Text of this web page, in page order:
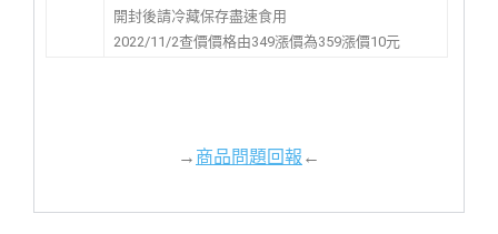
開封後請冷藏保存盡速食用
2022/11/2查價價格由349漲價為359漲價10元
→商品問題回報←